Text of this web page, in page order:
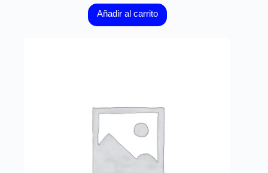
Añadir al carrito